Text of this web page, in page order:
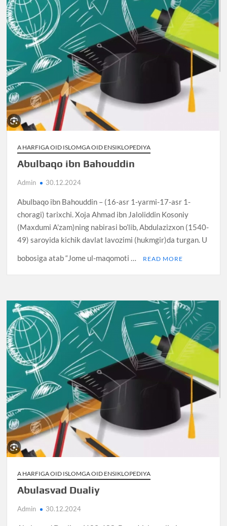
A HARFIGA OID ISLOMGA OID ENSIKLOPEDIYA
Abulbaqo ibn Bahouddin
Admin 30.12.2024
Abulbaqo ibn Bahouddin – (16-asr 1-yarmi-17-asr 1-
choragi) tarixchi. Xoja Ahmad ibn Jaloliddin Kosoniy
(Maxdumi A’zam)ning nabirasi bo’lib, Abdulazizxon (1540-
49) saroyida kichik davlat lavozimi (hukmgir)da turgan. U
bobosiga atab “Jome ul-maqomoti …
READ MORE
A HARFIGA OID ISLOMGA OID ENSIKLOPEDIYA
Abulasvad Dualiy
Admin 30.12.2024